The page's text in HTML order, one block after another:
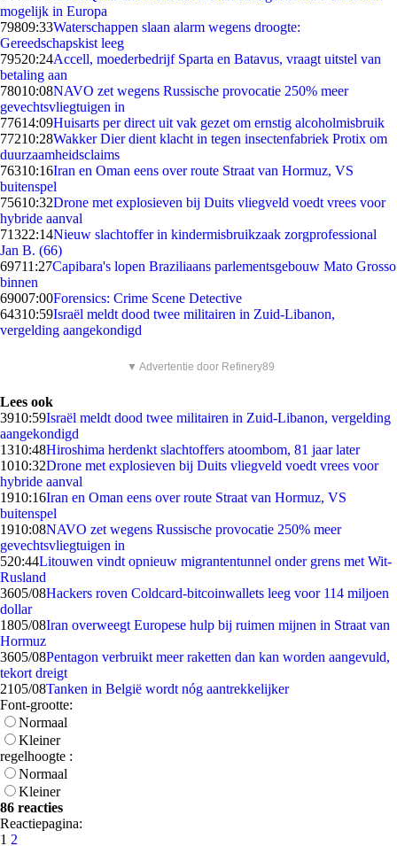
mogelijk in Europa
79809:33Waterschappen slaan alarm wegens droogte:
Gereedschapskist leeg
79520:24Accell, moederbedrijf Sparta en Batavus, vraagt uitstel van
betaling aan
78010:08NAVO zet wegens Russische provocatie 250% meer
gevechtsvliegtuigen in
77614:09Huisarts per direct uit vak gezet om ernstig alcoholmisbruik
77210:28Wakker Dier dient klacht in tegen insectenfabriek Protix om
duurzaamheidsclaims
76310:16Iran en Oman eens over route Straat van Hormuz, VS
buitenspel
75610:32Drone met explosieven bij Duits vliegveld voedt vrees voor
hybride aanval
71322:14Nieuw slachtoffer in kindermisbruikzaak zorgprofessional
Jan B. (66)
69711:27Capibara's lopen Braziliaans parlementsgebouw Mato Grosso
binnen
69007:00Forensics: Crime Scene Detective
64310:59Israël meldt dood twee militairen in Zuid-Libanon,
vergelding aangekondigd
▼ Advertentie door Refinery89
Lees ook
3910:59Israël meldt dood twee militairen in Zuid-Libanon, vergelding
aangekondigd
1310:48Hiroshima herdenkt slachtoffers atoombom, 81 jaar later
1010:32Drone met explosieven bij Duits vliegveld voedt vrees voor
hybride aanval
1910:16Iran en Oman eens over route Straat van Hormuz, VS
buitenspel
1910:08NAVO zet wegens Russische provocatie 250% meer
gevechtsvliegtuigen in
520:44Litouwen vindt opnieuw migrantentunnel onder grens met Wit-
Rusland
3605/08Hackers roven Coldcard-bitcoinwallets leeg voor 114 miljoen
dollar
1805/08Iran overweegt Europese hulp bij ruimen mijnen in Straat van
Hormuz
3605/08Pentagon verbruikt meer raketten dan kan worden aangevuld,
tekort dreigt
2105/08Tanken in België wordt nóg aantrekkelijker
Font-grootte:
Normaal
Kleiner
regelhoogte :
Normaal
Kleiner
86 reacties
Reactiepagina:
1 2